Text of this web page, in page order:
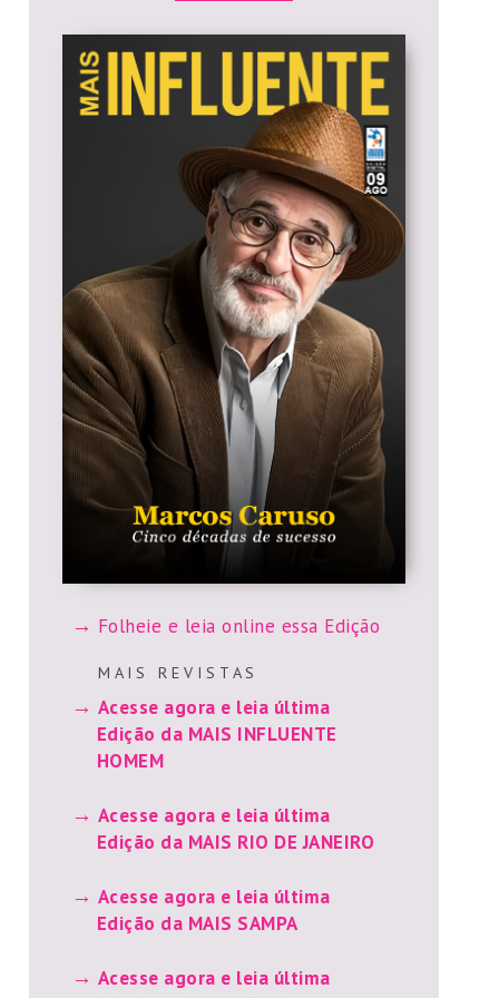
Folheie e leia online essa Edição
M A I S R E V I S T A S
Acesse agora e leia última
Edição da MAIS INFLUENTE
HOMEM
Acesse agora e leia última
Edição da MAIS RIO DE JANEIRO
Acesse agora e leia última
Edição da MAIS SAMPA
Acesse agora e leia última